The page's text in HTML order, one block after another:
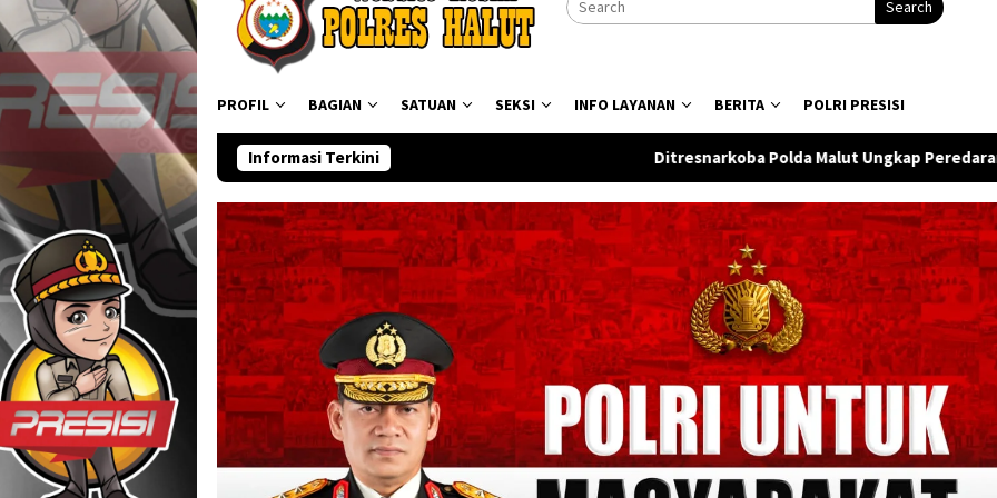
Search
PROFIL BAGIAN SATUAN SEKSI INFO LAYANAN BERITA POLRI PRESISI
Informasi Terkini Ditresnarkoba Polda Malut Ungkap Peredaran Sabu di Halmahera